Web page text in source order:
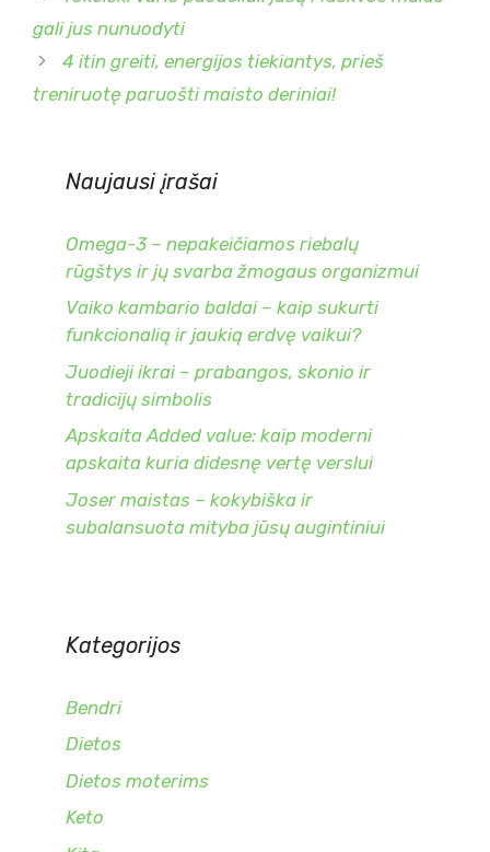
gali jus nunuodyti
4 itin greiti, energijos tiekiantys, prieš
treniruotę paruošti maisto deriniai!
Naujausi įrašai
Omega-3 – nepakeičiamos riebalų
rūgštys ir jų svarba žmogaus organizmui
Vaiko kambario baldai – kaip sukurti
funkcionalią ir jaukią erdvę vaikui?
Juodieji ikrai – prabangos, skonio ir
tradicijų simbolis
Apskaita Added value: kaip moderni
apskaita kuria didesnę vertę verslui
Joser maistas – kokybiška ir
subalansuota mityba jūsų augintiniui
Kategorijos
Bendri
Dietos
Dietos moterims
Keto